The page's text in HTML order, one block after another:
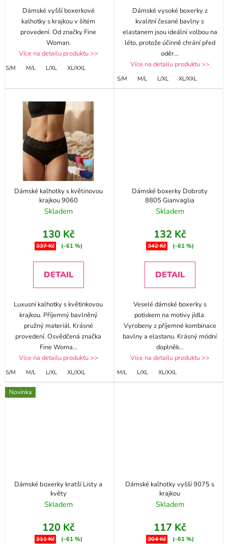
Dámské vyšší boxerkové
kalhotky s krajkou v šitém
provedení. Od značky Fine
Woman.
Více na detailu produktu >>
S/M M/L L/XL XL/XXL
Dámské vysoké boxerky z
kvalitní česané bavlny s
elastanem jsou ideální volbou na
léto, protože účinně chrání před
oděr...
Více na detailu produktu >>
S/M M/L L/XL XL/XXL
Dámské kalhotky s květinovou
krajkou 9060
Skladem
130 Kč
337 Kč (–61 %)
DETAIL
Luxusní kalhotky s květinkovou
krajkou. Příjemný bavlněný
pružný materiál. Krásné
provedení. Osvědčená značka
Fine Woma...
Více na detailu produktu >>
S/M M/L L/XL XL/XXL
Dámské boxerky Dobroty
8805 Gianvaglia
Skladem
132 Kč
342 Kč (–61 %)
DETAIL
Veselé dámské boxerky s
potiskem na motivy jídla.
Vyrobeny z příjemné kombinace
bavlny a elastanu. Krásný módní
doplněk...
Více na detailu produktu >>
M/L L/XL XL/XXL
Novinka
Dámské boxerky kratší Listy a
květy
Skladem
120 Kč
311 Kč (–61 %)
Dámské kalhotky vyšší 9075 s
krajkou
Skladem
117 Kč
304 Kč (–61 %)